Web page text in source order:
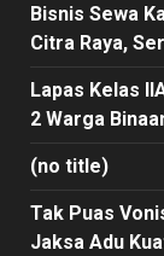
Bisnis Sewa
Citra Raya,
Lapas Kelas
2 Warga
(no title)
Tak Puas
Jaksa Adu